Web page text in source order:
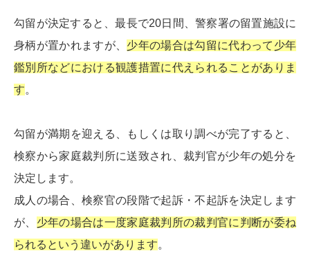
勾留が決定すると、最長で20日間、警察署の留置施設に
身柄が置かれますが、 少年の場合は勾留に代わって少年
鑑別所などにおける観護措置に代えられることがありま
す。
勾留が満期を迎える、もしくは取り調べが完了すると、
検察から家庭裁判所に送致され、裁判官が少年の処分を
決定します。
成人の場合、検察官の段階で起訴・不起訴を決定します
が、 少年の場合は一度家庭裁判所の裁判官に判断が委ね
られるという違いがあります。